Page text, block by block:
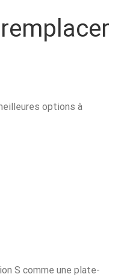
options à
S comme une plate-